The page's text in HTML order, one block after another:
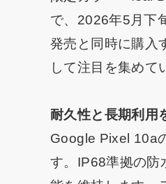
で、2026年5月下
発売と同時に購入
して注目を集めて
耐久性と長期利用
Google Pixel 10a
す。IP68準拠の防